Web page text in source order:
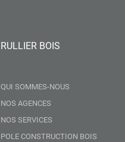
RULLIER BOIS
QUI SOMMES-NOUS
NOS AGENCES
NOS SERVICES
POLE CONSTRUCTION BOIS